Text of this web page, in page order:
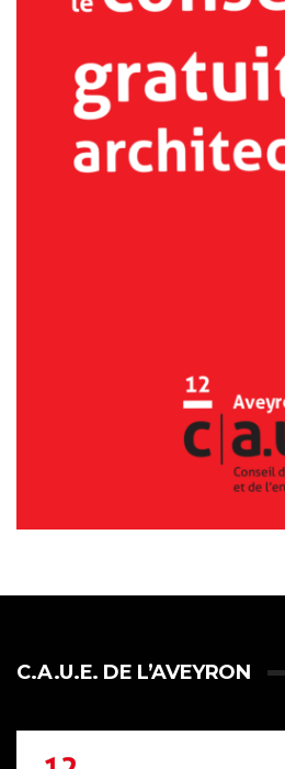
C.A.U.E. DE L’AVEYRON